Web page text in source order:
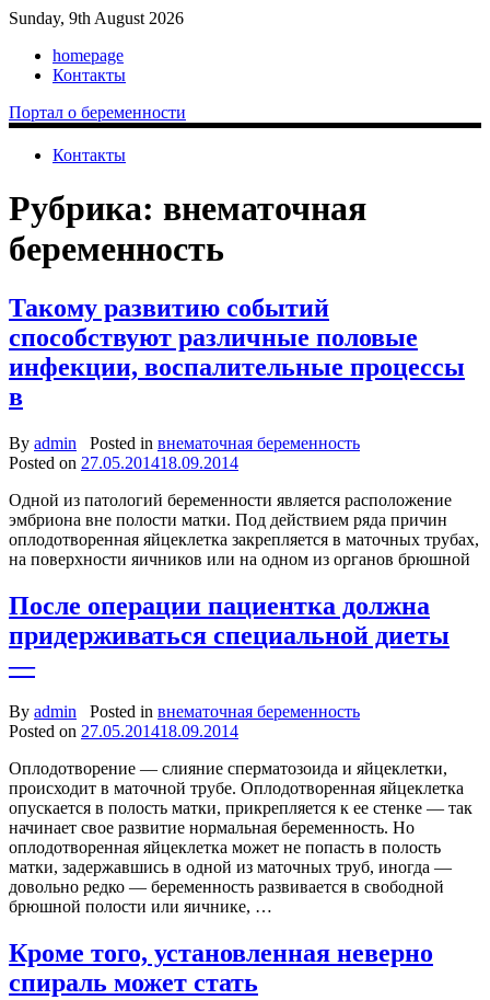
Sunday, 9th August 2026
homepage
Контакты
Портал о беременности
Контакты
Рубрика: внематочная
беременность
Такому развитию событий
способствуют различные половые
инфекции, воспалительные процессы
в
By admin Posted in внематочная беременность
Posted on 27.05.201418.09.2014
Одной из патологий беременности является расположение
эмбриона вне полости матки. Под действием ряда причин
оплодотворенная яйцеклетка закрепляется в маточных трубах,
на поверхности яичников или на одном из органов брюшной
После операции пациентка должна
придерживаться специальной диеты
—
By admin Posted in внематочная беременность
Posted on 27.05.201418.09.2014
Оплодотворение — слияние сперматозоида и яйцеклетки,
происходит в маточной трубе. Оплодотворенная яйцеклетка
опускается в полость матки, прикрепляется к ее стенке — так
начинает свое развитие нормальная беременность. Но
оплодотворенная яйцеклетка может не попасть в полость
матки, задержавшись в одной из маточных труб, иногда —
довольно редко — беременность развивается в свободной
брюшной полости или яичнике, …
Кроме того, установленная неверно
спираль может стать